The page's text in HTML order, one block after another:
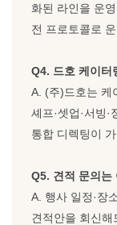
화된 라인을 운
전 프로토콜로
Q4. 드호 케이터
A. (주)드호는 케
셰프·셋업·서빙
통합 디렉팅이
Q5. 견적 문의는
A. 행사 일정·장
견적안을 회신해